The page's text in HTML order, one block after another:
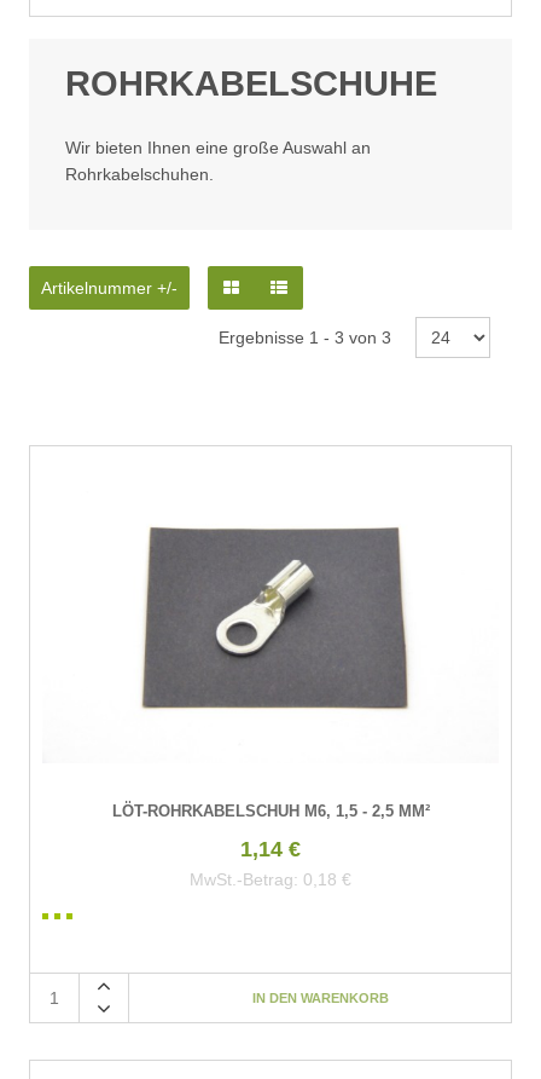
ROHRKABELSCHUHE
Wir bieten Ihnen eine große Auswahl an
Rohrkabelschuhen.
Artikelnummer +/-
Ergebnisse 1 - 3 von 3
LÖT-ROHRKABELSCHUH M6, 1,5 - 2,5 MM²
1,14 €
MwSt.-Betrag: 0,18 €